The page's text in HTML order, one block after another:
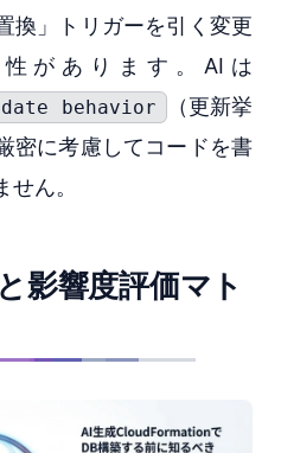
換」トリガーを引く変更
があります。AIは
behavior
（更新挙
密に考慮してコードを書
ん。
影響度評価マト